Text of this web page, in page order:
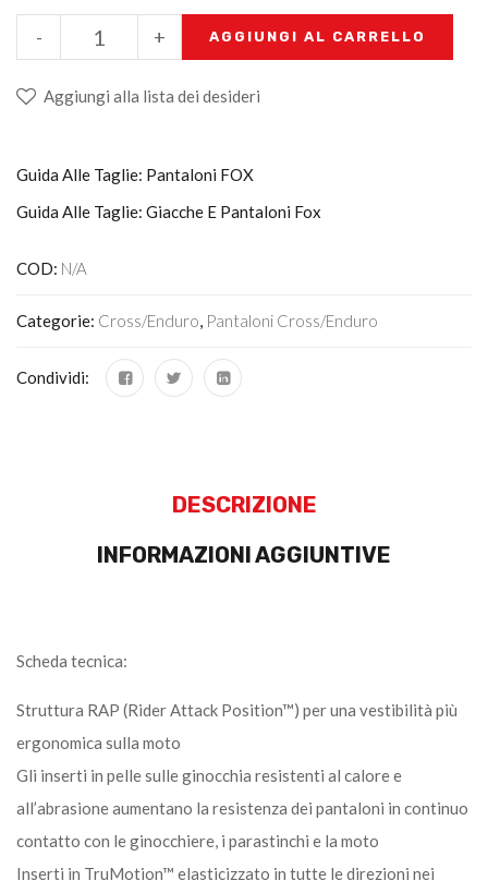
+
- AGGIUNGI AL CARRELLO
Aggiungi alla lista dei desideri
Guida Alle Taglie: Pantaloni FOX
Guida Alle Taglie: Giacche E Pantaloni Fox
COD: N/A
Categorie: Cross/Enduro, Pantaloni Cross/enduro
Condividi:
DESCRIZIONE
INFORMAZIONI AGGIUNTIVE
Scheda tecnica:
Struttura RAP (Rider Attack Position™) per una vestibilità più
ergonomica sulla moto
Gli inserti in pelle sulle ginocchia resistenti al calore e
all’abrasione aumentano la resistenza dei pantaloni in continuo
contatto con le ginocchiere, i parastinchi e la moto
Inserti in TruMotion™ elasticizzato in tutte le direzioni nei